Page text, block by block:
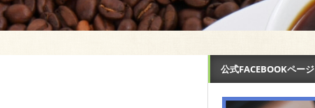
公式FACEBOOKページ